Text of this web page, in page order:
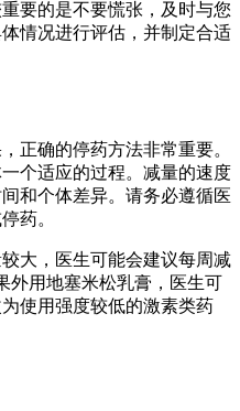
要的是不要慌张，及时与您
情况进行评估，并制定合适
正确的停药方法非常重要。
个适应的过程。减量的速度
和个体差异。请务必遵循医
药。
大，医生可能会建议每周减
外用地塞米松乳膏，医生可
使用强度较低的激素类药